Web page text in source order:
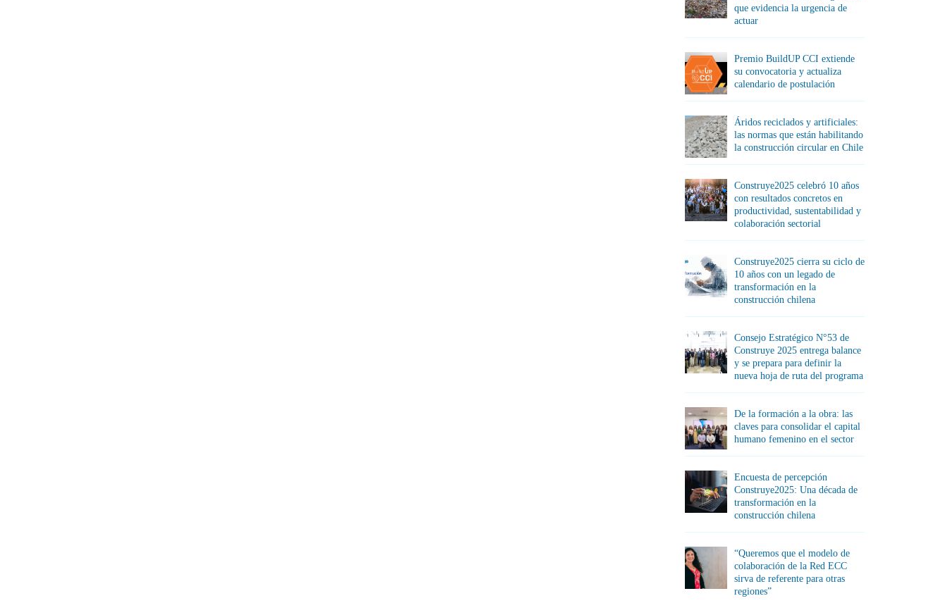
que evidencia la urgencia de
actuar
Premio BuildUP CCI extiende
su convocatoria y actualiza
calendario de postulación
Áridos reciclados y artificiales:
las normas que están habilitando
la construcción circular en Chile
Construye2025 celebró 10 años
con resultados concretos en
productividad, sustentabilidad y
colaboración sectorial
Construye2025 cierra su ciclo de
10 años con un legado de
transformación en la
construcción chilena
Consejo Estratégico N°53 de
Construye 2025 entrega balance
y se prepara para definir la
nueva hoja de ruta del programa
De la formación a la obra: las
claves para consolidar el capital
humano femenino en el sector
Encuesta de percepción
Construye2025: Una década de
transformación en la
construcción chilena
“Queremos que el modelo de
colaboración de la Red ECC
sirva de referente para otras
regiones”